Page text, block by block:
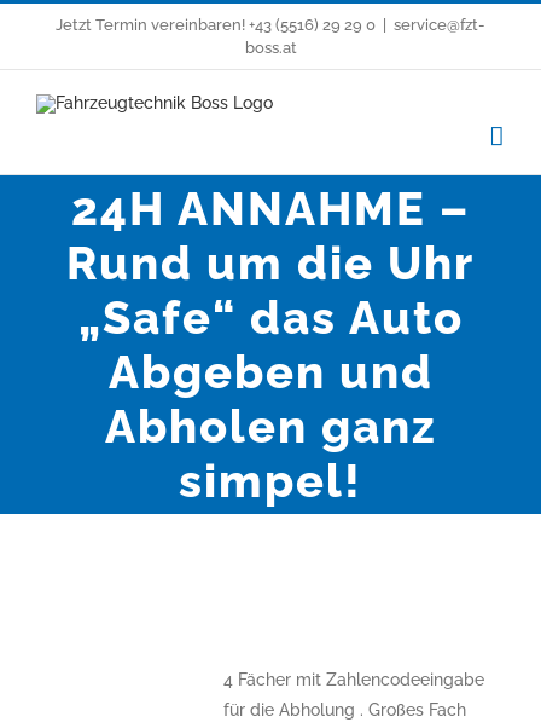
springen
Jetzt Termin vereinbaren! +43 (5516) 29 29 0
service@fzt-
boss.at
24H ANNAHME –
Rund um die Uhr
„Safe“ das Auto
Abgeben und
Abholen ganz
simpel!
4 Fächer mit Zahlencodeeingabe
für die Abholung . Großes Fach